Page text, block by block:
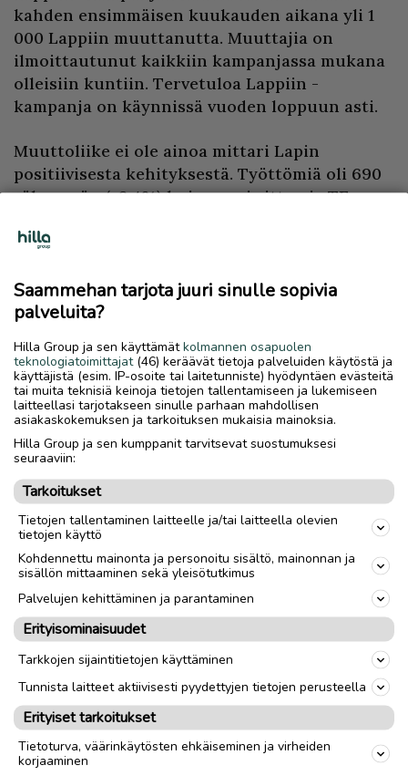
kahden ensimmäisen kuukauden aikana yli 1
000 Lappiin muuttanutta. Muuttajia on
ilmoittautunut kaikkiin kampanjassa mukana
olleisiin kuntiin. Tervetuloa Lappiin -
kampanja on käynnissä vuoden loppuun asti.
Muuttoliike ei ole ainoa mittari Lapin
positiivisesta kehityksestä. Työttömiä oli 690
vähemmän (-6,4%) kuin vuosi sitten ja TE-
avoinna noin 4300 työpaikkaa, mikä on noin
Työttömyys myös aleni kaikissa Lapin
seutukunnissa. Pienintä työttömyys oli
missä työttömyysprosentti oli heinäkuussa 7,3.
Koko Lapin työttömyysprosentti oli
heinäkuussa 12,2 prosenttia.
– Moni haaveilee muutosta Lappiin. Me
uskomme aidosti, että Lappi tarjoaa
tulevaisuudessakin mahdollisuuden hyvään ja
onnelliseen elämään palkitsevien töiden ja
rikkaan vapaa-ajan parissa. Jatkamme
ihmisten muistuttamista näistä
mahdollisuuksista, kuten etätöistä, entistä
tehokkaammin, Tarssanen sanoo.
PAIKALLISUUTISET
Ilmoita asiavirheestä
Saammehan tarjota juuri sinulle sopivia
palveluita?
Hilla Group ja sen käyttämätkolmannen osapuolen
teknologiatoimittajat(46) keräävät tietoja palveluiden käytöstä ja
käyttäjistä (esim. IP-osoite tai laitetunniste) hyödyntäen evästeitä
tai muita teknisiä keinoja tietojen tallentamiseen ja lukemiseen
laitteellasi tarjotakseen sinulle parhaan mahdollisen
asiakaskokemuksen ja tarkoituksen mukaisia mainoksia.
Hilla Group ja sen kumppanit tarvitsevat suostumuksesi
seuraaviin:
Tarkoitukset
Tietojen tallentaminen laitteelle ja/tai laitteella olevien
tietojen käyttö
Kohdennettu mainonta ja personoitu sisältö, mainonnan ja
sisällön mittaaminen sekä yleisötutkimus
Palvelujen kehittäminen ja parantaminen
Erityisominaisuudet
Tarkkojen sijaintitietojen käyttäminen
Tunnista laitteet aktiivisesti pyydettyjen tietojen perusteella
Erityiset tarkoitukset
Tietoturva, väärinkäytösten ehkäiseminen ja virheiden
korjaaminen